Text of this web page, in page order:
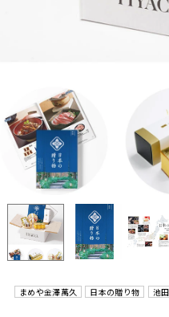
まめや金澤萬久 日本の贈り物 池